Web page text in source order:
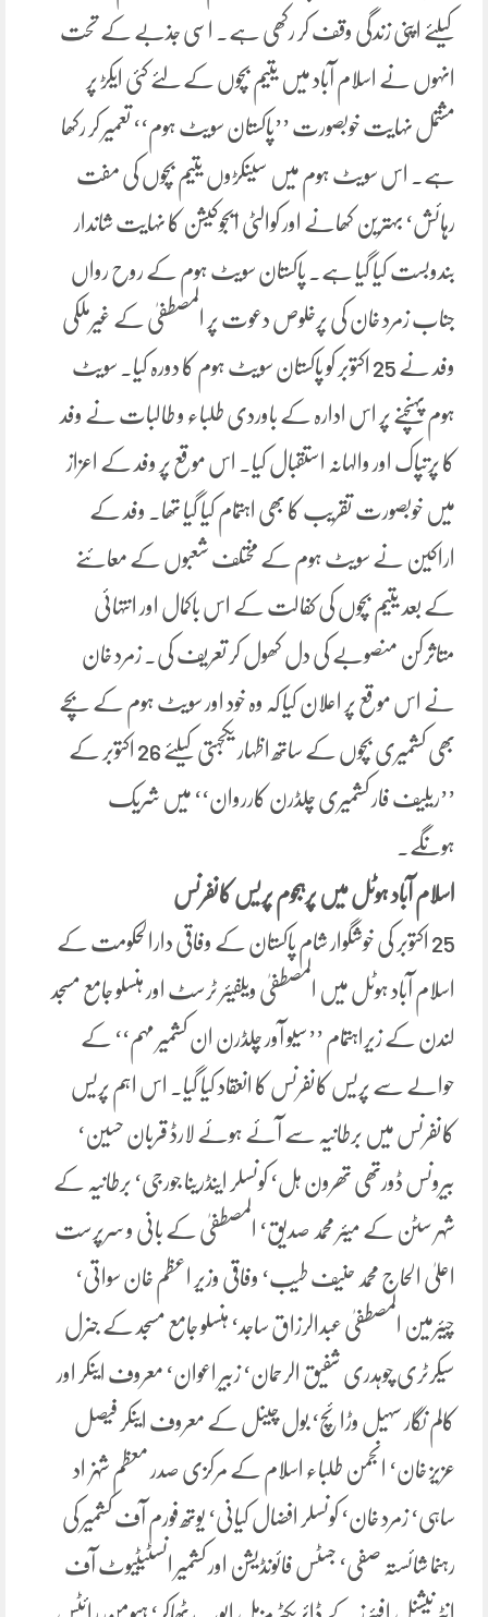
کیلئے اپنی زندگی وقف کر رکھی ہے۔ اسی جذبے کے تحت
انہوں نے اسلام آباد میں یتیم بچوں کے لئے کئی ایکڑ پر
مشتمل نہایت خوبصورت ’’پاکستان سویٹ ہوم‘‘ تعمیر کر رکھا
ہے۔ اس سویٹ ہوم میں سینکڑوں یتیم بچوں کی مفت
رہائش‘ بہترین کھانے اور کوالٹی ایجوکیشن کا نہایت شاندار
بندوبست کیا گیا ہے۔ پاکستان سویٹ ہوم کے روح رواں
جناب زمرد خان کی پرخلوص دعوت پر المصطفیٰ کے غیرملکی
وفد نے 25 اکتوبر کو پاکستان سویٹ ہوم کا دورہ کیا۔ سویٹ
ہوم پہنچنے پر اس ادارہ کے باوردی طلباء و طالبات نے وفد
کا پرتپاک اور والہانہ استقبال کیا۔ اس موقع پر وفد کے اعزاز
میں خوبصورت تقریب کا بھی اہتمام کیا گیا تھا۔ وفد کے
اراکین نے سویٹ ہوم کے مختلف شعبوں کے معائنے
کے بعد یتیم بچوں کی کفالت کے اس باکمال اور انتہائی
متاثرکن منصوبے کی دل کھول کر تعریف کی۔ زمرد خان
نے اس موقع پر اعلان کیا کہ وہ خود اور سویٹ ہوم کے بچے
بھی کشمیری بچوں کے ساتھ اظہار یکجہتی کیلئے 26 اکتوبر کے
’’ریلیف فار کشمیری چلڈرن کارروان‘‘ میں شریک
ہونگے۔
اسلام آباد ہوٹل میں پرہجوم پریس کانفرنس
25 اکتوبر کی خوشگوار شام پاکستان کے وفاقی دارالحکومت کے
اسلام آباد ہوٹل میں المصطفیٰ ویلفیئر ٹرسٹ اور ہنسلو جامع مسجد
لندن کے زیراہتمام ’’سیو آور چلڈرن ان کشمیر مہم‘‘ کے
حوالے سے پریس کانفرنس کا انعقاد کیا گیا۔ اس اہم پریس
کانفرنس میں برطانیہ سے آئے ہوئے لارڈ قربان حسین‘
بیرونس ڈورتھی تھرون ہل‘ کونسلر اینڈرینا جورجی‘ برطانیہ کے
شہر سٹن کے میئر محمد صدیق‘ المصطفیٰ کے بانی و سرپرست
اعلیٰ الحاج محمد حنیف طیب‘ وفاقی وزیر اعظم خان سواتی‘
چیئرمین المصطفیٰ عبدالرزاق ساجد‘ ہنسلو جامع مسجد کے جنرل
سیکرٹری چوہدری شفیق الرحمان‘ زبیر اعوان‘ معروف اینکر اور
کالم نگار سہیل وڑائچ‘ بول چینل کے معروف اینکر فیصل
عزیز خان‘ انجمن طلباء اسلام کے مرکزی صدر معظم شہزاد
ساہی‘ زمرد خان‘ کونسلر افضال کیانی‘ یوتھ فورم آف کشمیر کی
رہنما شائستہ صفی‘ جسٹس فائونڈیشن اور کشمیر انسٹیٹیوٹ آف